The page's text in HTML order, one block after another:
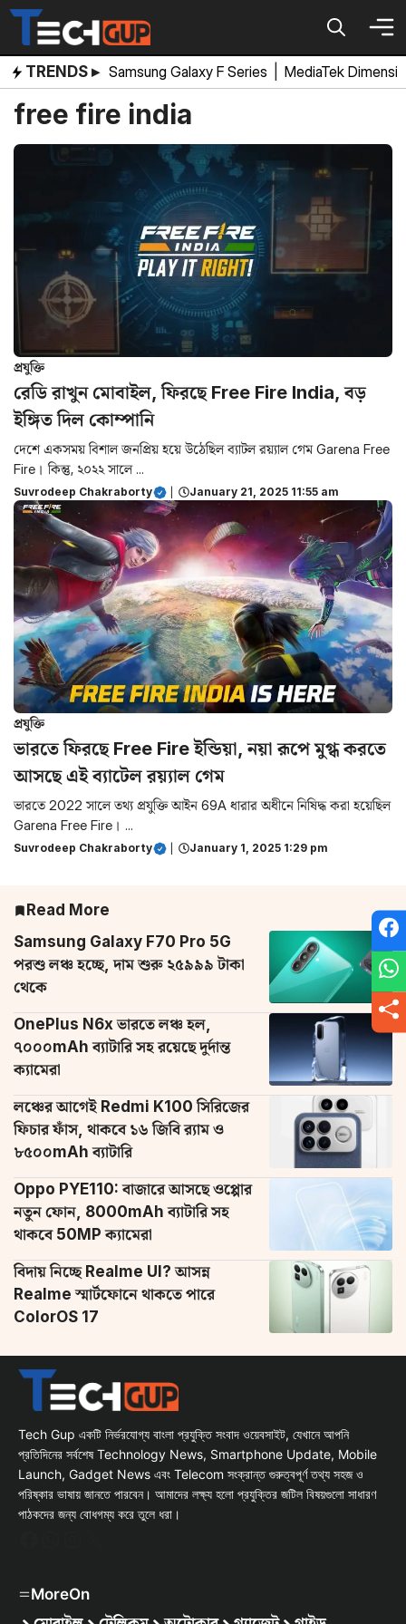
Skip
content
TRENDS ▸ Samsung Galaxy F Series MediaTek
free fire india
প্রযুক্তি
রেডি রাখুন মোবাইল, ফিরছে Free Fire India, বড়
ইঙ্গিত দিল কোম্পানি
দেশে একসময় বিশাল জনপ্রিয় হয়ে উঠেছিল ব্যাটল রয়্যাল গেম Garena Free
Fire। কিন্তু, ২০২২ সালে ...
Suvrodeep Chakraborty January 21, 2025 11:55 am
প্রযুক্তি
ভারতে ফিরছে Free Fire ইন্ডিয়া, নয়া রূপে মুগ্ধ করতে
আসছে এই ব্যাটেল রয়্যাল গেম
ভারতে 2022 সালে তথ্য প্রযুক্তি আইন 69A ধারার অধীনে নিষিদ্ধ করা হয়েছিল
Garena Free Fire। ...
Suvrodeep Chakraborty January 1, 2025 1:29 pm
Read More
Samsung Galaxy F70 Pro 5G
পরশু লঞ্চ হচ্ছে, দাম শুরু ২৫৯৯৯ টাকা
থেকে
OnePlus N6x ভারতে লঞ্চ হল,
৭০০০mAh ব্যাটারি সহ রয়েছে দুর্দান্ত
ক্যামেরা
লঞ্চের আগেই Redmi K100 সিরিজের
ফিচার ফাঁস, থাকবে ১৬ জিবি র‌্যাম ও
৮৫০০mAh ব্যাটারি
Oppo PYE110: বাজারে আসছে ওপ্পোর
নতুন ফোন, 8000mAh ব্যাটারি সহ
থাকবে 50MP ক্যামেরা
বিদায় নিচ্ছে Realme UI? আসন্ন
Realme স্মার্টফোনে থাকতে পারে
ColorOS 17
Tech Gup একটি নির্ভরযোগ্য বাংলা প্রযুক্তি সংবাদ ওয়েবসাইট, যেখানে আপনি
প্রতিদিনের সর্বশেষ Technology News, Smartphone Update, Mobile
Launch, Gadget News এবং Telecom সংক্রান্ত গুরুত্বপূর্ণ তথ্য সহজ ও
পরিষ্কার ভাষায় জানতে পারবেন। আমাদের লক্ষ্য হলো প্রযুক্তির জটিল বিষয়গুলো সাধারণ
পাঠকদের জন্য বোধগম্য করে তুলে ধরা।
MoreOn